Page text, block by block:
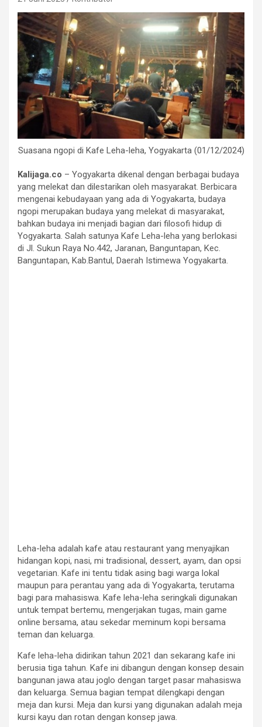
Suasana ngopi di Kafe Leha-leha, Yogyakarta (01/12/2024)
Kalijaga.co – Yogyakarta dikenal dengan berbagai budaya
yang melekat dan dilestarikan oleh masyarakat. Berbicara
mengenai kebudayaan yang ada di Yogyakarta, budaya
ngopi merupakan budaya yang melekat di masyarakat,
bahkan budaya ini menjadi bagian dari filosofi hidup di
Yogyakarta. Salah satunya Kafe Leha-leha yang berlokasi
di Jl. Sukun Raya No.442, Jaranan, Banguntapan, Kec.
Banguntapan, Kab.Bantul, Daerah Istimewa Yogyakarta.
Leha-leha adalah kafe atau restaurant yang menyajikan
hidangan kopi, nasi, mi tradisional, dessert, ayam, dan opsi
vegetarian. Kafe ini tentu tidak asing bagi warga lokal
maupun para perantau yang ada di Yogyakarta, terutama
bagi para mahasiswa. Kafe leha-leha seringkali digunakan
untuk tempat bertemu, mengerjakan tugas, main game
online bersama, atau sekedar meminum kopi bersama
teman dan keluarga.
Kafe leha-leha didirikan tahun 2021 dan sekarang kafe ini
berusia tiga tahun. Kafe ini dibangun dengan konsep desain
bangunan jawa atau joglo dengan target pasar mahasiswa
dan keluarga. Semua bagian tempat dilengkapi dengan
meja dan kursi. Meja dan kursi yang digunakan adalah meja
kursi kayu dan rotan dengan konsep jawa.